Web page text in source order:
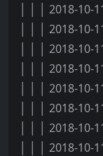
│ │ │ 2018-10-
│ │ │ 2018-10-
│ │ │ 2018-10-
│ │ │ 2018-10-
│ │ │ 2018-10-
│ │ │ 2018-10-
│ │ │ 2018-10-
│ │ │ 2018-10-